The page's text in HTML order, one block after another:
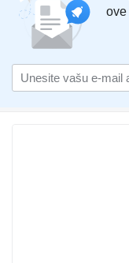
ove